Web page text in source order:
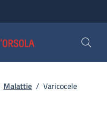
Malattie / Varicocele